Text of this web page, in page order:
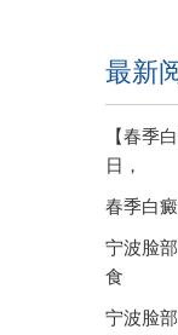
最新
【春季
日，
春季白
宁波脸
食
宁波脸